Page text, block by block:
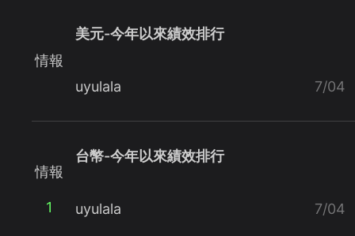
情報
美元-今年以來績效排行
uyulala 7/04
情報
1
台幣-今年以來績效排行
uyulala 7/04